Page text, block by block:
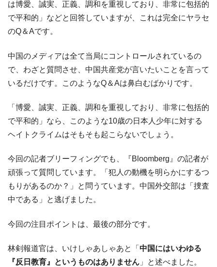
は博愛、誠実、正義、調和を重視しており、非常に包括的
で平和的」などと回答していますが、これは完全にヤラセ
のQ＆Aです。
中国のメディアは全て当局にコントロールされているの
で、わざと質問させ、中国共産党が言いたいことを言って
いるだけです。このようなQ＆Aは鼻白むばかりです。
「博愛、誠実、正義、調和を重視しており、非常に包括的
で平和的」なら、このような10歳の日本人少年に対する
ヘイトクライムはそもそも起こらないでしょう。
今回の記者ブリーフィングでも、『Bloomberg』の記者が
頑張って質問しています。「犯人の動機を明らかにするつ
もりがあるのか？」と問うています。中国外交部は「捜査
中である」と逃げました。
今回の注目ポイントは、最後の部分です。
林剣報道官は、いけしゃあしゃあと「 中国にはいわゆる
『反日教育』というものはありません 」と述べました。